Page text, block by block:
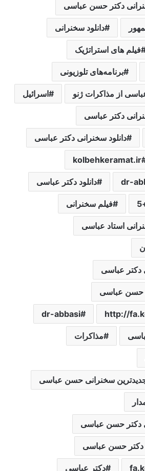
دکتر حسن عباسی
دانلود سخنرانی
فیلم های استراتژیک
برنامه‌های تلوزیونی
از مذاکرات ژنو اسرائیل
دکتر عباسی
دانلود سخنرانی دکتر عباسی
kolbehkeramat.ir
دانلود دکتر عباسی
فیلم سخنرانی
استاد عباسی
دکتر عباسی
حسن عباسی
http://
dr-abbasi
مذاکرات
جدیدترین سخنرانی حسن عباسی
دکتر حسن عباسی
دکتر حسن عباسی
دکتر عباسی